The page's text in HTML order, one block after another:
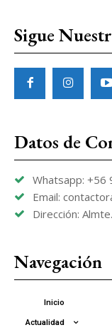
Sigue
Datos de
Whatsapp: +56
Email:
Dirección:
Navegación
Inicio
Actualidad